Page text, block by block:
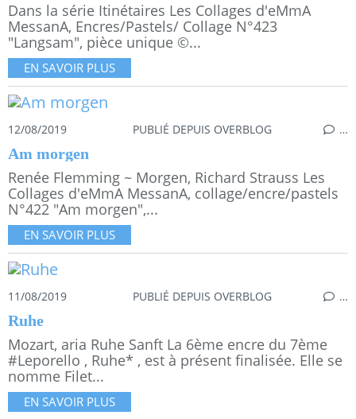
Dans la série Itinétaires Les Collages d'eMmA
MessanA, Encres/Pastels/ Collage N°423
"Langsam", pièce unique ©...
EN SAVOIR PLUS
12/08/2019 PUBLIÉ DEPUIS OVERBLOG …
Am morgen
Renée Flemming ~ Morgen, Richard Strauss Les
Collages d'eMmA MessanA, collage/encre/pastels
N°422 "Am morgen",...
EN SAVOIR PLUS
11/08/2019 PUBLIÉ DEPUIS OVERBLOG …
Ruhe
Mozart, aria Ruhe Sanft La 6ème encre du 7ème
#Leporello , Ruhe* , est à présent finalisée. Elle se
nomme Filet...
EN SAVOIR PLUS